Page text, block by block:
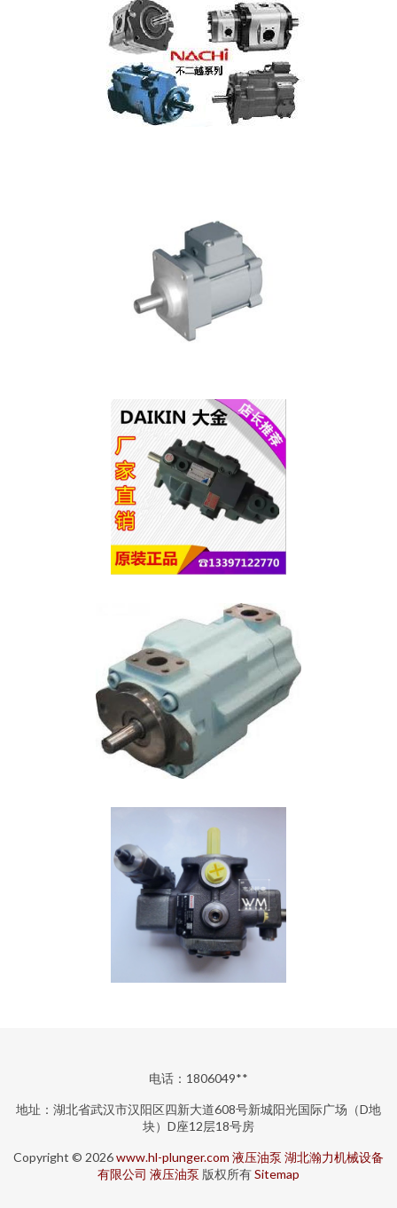
电话：1806049**
地址：湖北省武汉市汉阳区四新大道608号新城阳光国际广场（D地
块）D座12层18号房
Copyright © 2026www.hl-plunger.com 液压油泵 湖北瀚力机械设备
有限公司 液压油泵 版权所有Sitemap